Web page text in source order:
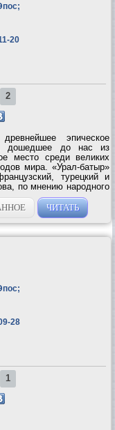
;
20
2
эпическое
дошедшее до нас из
место среди великих
мира. «Урал-батыр»
турецкий и
по мнению народного
не пересказ эпоса, а
ЧИТАТЬ
;
28
1